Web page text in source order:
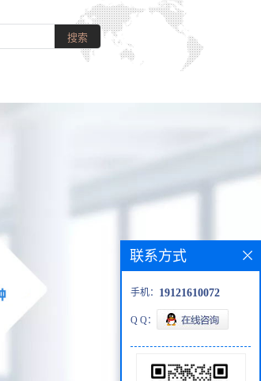
联系方式
手机： 19121610072
Q Q：